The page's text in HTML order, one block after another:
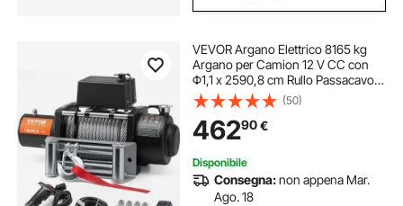
VEVOR Argano Elettrico 8165 kg
Argano per Camion 12 V CC con
Φ1,1 x 2590,8 cm Rullo Passacavo
in Acciaio Telecomando Senza Fili e
Cablato, IP55 Impermeabile per
Traino Fuoristrada SUV Jeep
Camion
(50)
46290€
Disponibile
Consegna:non appena Mar.
Ago. 18